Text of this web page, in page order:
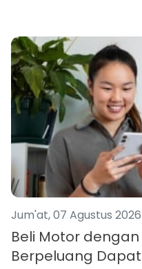
Jum'at, 07 Agustus 2026
Beli Motor dengan
Berpeluang